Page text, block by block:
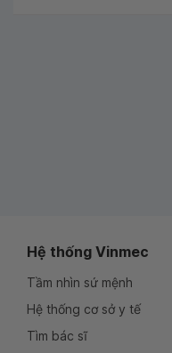
Hệ thống Vinmec
Tầm nhìn sứ mệnh
Hệ thống cơ sở y tế
Tìm bác sĩ